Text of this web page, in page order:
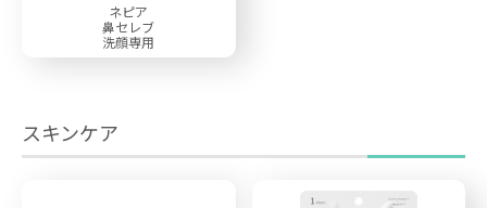
ネピア
鼻セレブ
洗顔専用
スキンケア